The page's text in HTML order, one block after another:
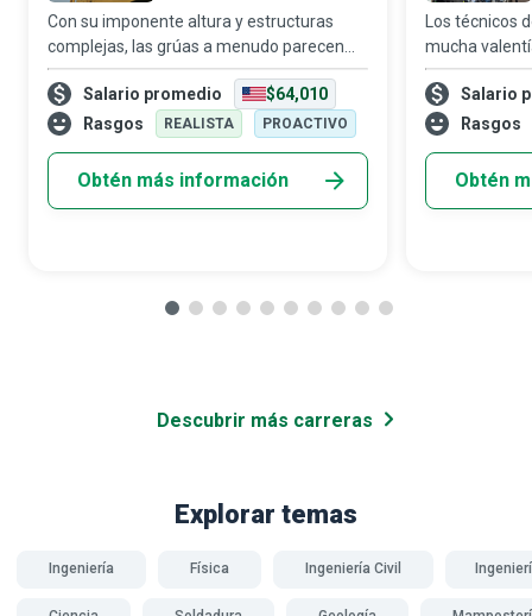
Con su imponente altura y estructuras
complejas, las grúas a menudo parecen
robots Transformers sacados de una
película de Michael Bay. Como operador de
grúa, podrías formarte para manejar y
Salario promedio
$64,010
Rasgos
REALISTA PROACTIVO
Obtén más información
Los técnicos
mucha
bajo un calor
frío extremo
Salario
Rasgos
Obtén
Descubrir más carreras
Explorar temas
Ingeniería Física Ingeniería Civil